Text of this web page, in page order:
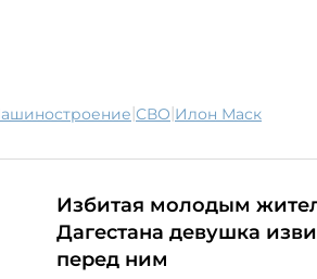
машиностроение| СВО| Илон Маск
Избитая молодым
Дагестана девушка
перед ним